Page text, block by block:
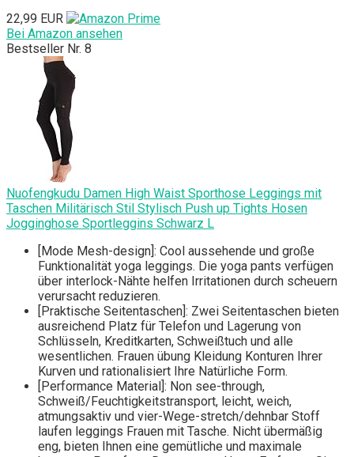
22,99 EUR
Bei Amazon ansehen
Bestseller Nr. 8
Nuofengkudu Damen High Waist Sporthose Leggings mit
Taschen Militärisch Stil Stylisch Push up Tights Hosen
Jogginghose Sportleggins Schwarz L
[Mode Mesh-design]: Cool aussehende und große
Funktionalität yoga leggings. Die yoga pants verfügen
über interlock-Nähte helfen Irritationen durch scheuern
verursacht reduzieren.
[Praktische Seitentaschen]: Zwei Seitentaschen bieten
ausreichend Platz für Telefon und Lagerung von
Schlüsseln, Kreditkarten, Schweißtuch und alle
wesentlichen. Frauen übung Kleidung Konturen Ihrer
Kurven und rationalisiert Ihre Natürliche Form.
[Performance Material]: Non see-through,
Schweiß/Feuchtigkeitstransport, leicht, weich,
atmungsaktiv und vier-Wege-stretch/dehnbar Stoff
laufen leggings Frauen mit Tasche. Nicht übermäßig
eng, bieten Ihnen eine gemütliche und maximale